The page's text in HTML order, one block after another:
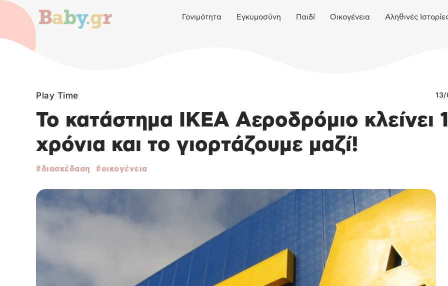
Γονιμότητα Εγκυμοσύνη Παιδί Οικογένεια Αληθινές
Play Time
Το κατάστημα ΙΚΕΑ Αεροδρόμιο κλείνει
χρόνια και το γιορτάζουμε μαζί!
διασκέδαση οικογένεια